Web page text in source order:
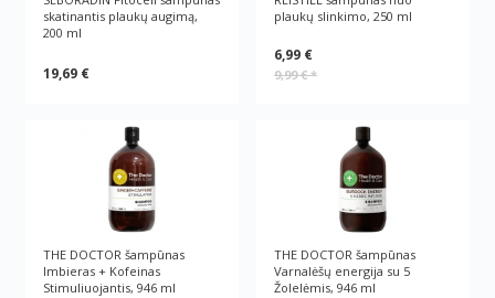
skatinantis plaukų augimą,
200 ml
19,69 €
plaukų slinkimo, 250 ml
6,99 €
9,99 €*
THE DOCTOR šampūnas
Imbieras + Kofeinas
Stimuliuojantis, 946 ml
THE DOCTOR šampūnas
Varnalėšų energija su 5
Žolelėmis, 946 ml